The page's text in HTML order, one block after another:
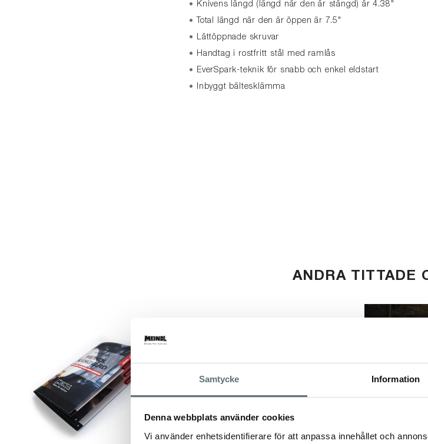
Samtycke Information
Denna webbplats använder cookies
Vi använder enhetsidentifierare för att anpassa innehållet och
Knivens längd (längd när den är stängd) är 4.38"
Total längd när den är öppen är 7.5"
Lättöppnade skruvar
Handtag i rostfritt stål med ramlås
EverSpark-teknik för snabb och enkel eldstart
Inbyggt bältesklämma
ANDRA TITTADE